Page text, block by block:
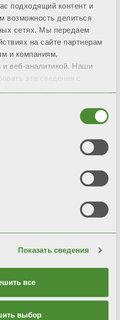
подходящий контент и
возможность делиться
сетях. Мы передаем
на сайте партнерам
и компаниям,
веб-аналитикой. Наши
эти сведения с
Показать сведения
все
выбор
навесные
котлы -
150
a unico socio